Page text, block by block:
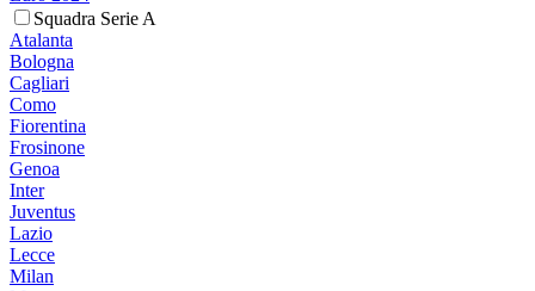
Squadra Serie A
Atalanta
Bologna
Cagliari
Como
Fiorentina
Frosinone
Genoa
Inter
Juventus
Lazio
Lecce
Milan